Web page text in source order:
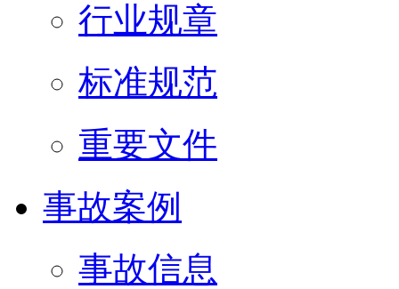
行业规章
标准规范
重要文件
事故案例
事故信息